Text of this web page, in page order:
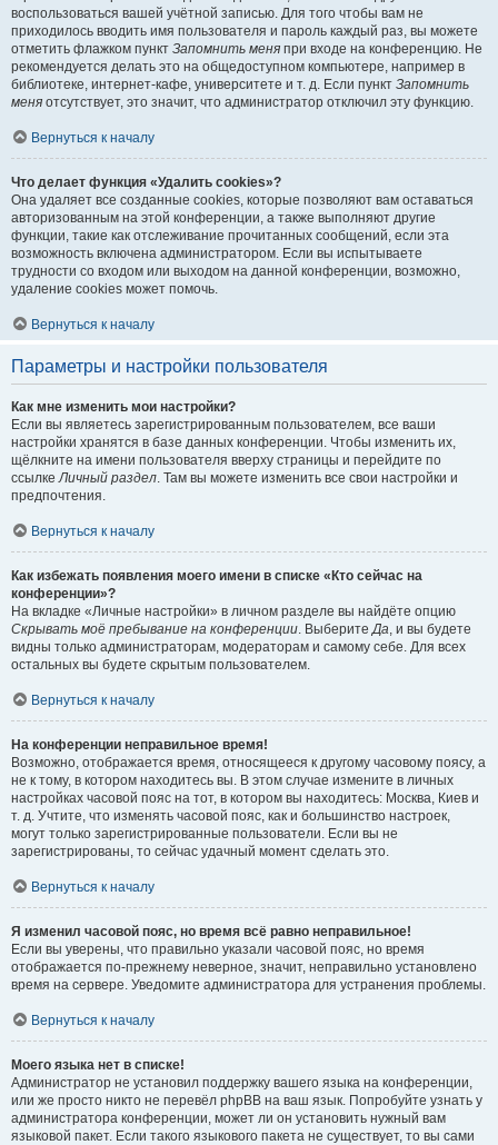
воспользоваться вашей учётной записью. Для того чтобы вам не
приходилось вводить имя пользователя и пароль каждый раз, вы можете
отметить флажком пункт Запомнить меня при входе на конференцию. Не
рекомендуется делать это на общедоступном компьютере, например в
библиотеке, интернет-кафе, университете и т. д. Если пункт Запомнить
меня отсутствует, это значит, что администратор отключил эту функцию.
Вернуться к началу
Что делает функция «Удалить cookies»?
Она удаляет все созданные cookies, которые позволяют вам оставаться
авторизованным на этой конференции, а также выполняют другие
функции, такие как отслеживание прочитанных сообщений, если эта
возможность включена администратором. Если вы испытываете
трудности со входом или выходом на данной конференции, возможно,
удаление cookies может помочь.
Вернуться к началу
Параметры и настройки пользователя
Как мне изменить мои настройки?
Если вы являетесь зарегистрированным пользователем, все ваши
настройки хранятся в базе данных конференции. Чтобы изменить их,
щёлкните на имени пользователя вверху страницы и перейдите по
ссылкеЛичный раздел. Там вы можете изменить все свои настройки и
предпочтения.
Вернуться к началу
Как избежать появления моего имени в списке «Кто сейчас на
конференции»?
На вкладке «Личные настройки» в личном разделе вы найдёте опцию
Скрывать моё пребывание на конференции. ВыберитеДа, и вы будете
видны только администраторам, модераторам и самому себе. Для всех
остальных вы будете скрытым пользователем.
Вернуться к началу
На конференции неправильное время!
Возможно, отображается время, относящееся к другому часовому поясу, а
не к тому, в котором находитесь вы. В этом случае измените в личных
настройках часовой пояс на тот, в котором вы находитесь: Москва, Киев и
т. д. Учтите, что изменять часовой пояс, как и большинство настроек,
могут только зарегистрированные пользователи. Если вы не
зарегистрированы, то сейчас удачный момент сделать это.
Вернуться к началу
Я изменил часовой пояс, но время всё равно неправильное!
Если вы уверены, что правильно указали часовой пояс, но время
отображается по-прежнему неверное, значит, неправильно установлено
время на сервере. Уведомите администратора для устранения проблемы.
Вернуться к началу
Моего языка нет в списке!
Администратор не установил поддержку вашего языка на конференции,
или же просто никто не перевёл phpBB на ваш язык. Попробуйте узнать у
администратора конференции, может ли он установить нужный вам
языковой пакет. Если такого языкового пакета не существует, то вы сами